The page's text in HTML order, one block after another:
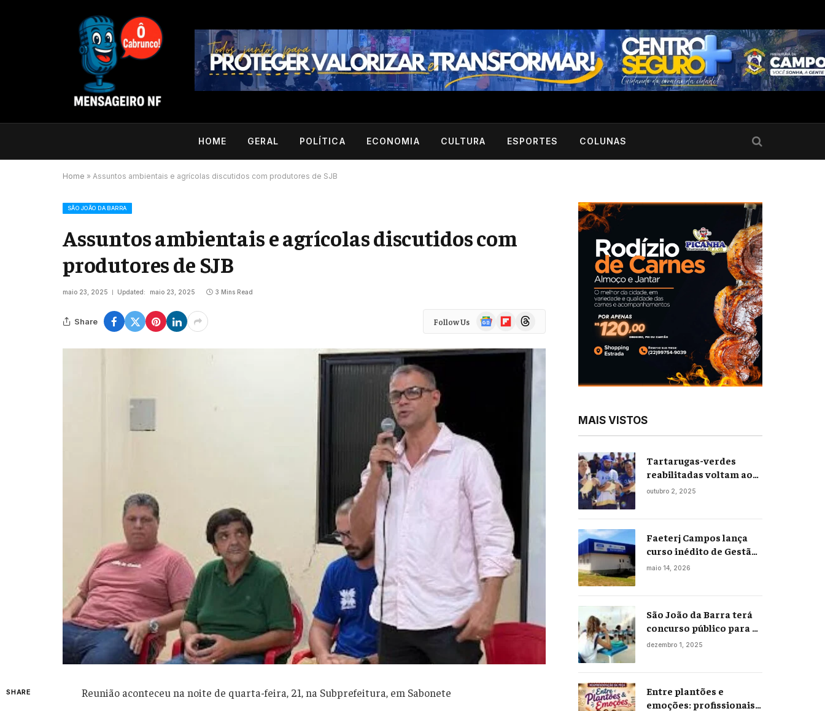
HOME GERAL POLÍTICA ECONOMIA CULTURA ESPORTES COLUNAS
Home » Assuntos ambientais e agrícolas discutidos com produtores de SJB
SÃO JOÃO DA BARRA
Assuntos ambientais e agrícolas discutidos com
produtores de SJB
maio 23, 2025 Updated: maio 23, 2025 3 Mins Read
Share Follow Us
Google
News
FlipboardThreads
SHARE Reunião aconteceu na noite de quarta-feira, 21, na Subprefeitura, em Sabonete
MAIS VISTOS
Tartarugas-verdes
reabilitadas voltam ao
mar em soltura inédita
outubro 2, 2025
Faeterj Campos lança
curso inédito de Gestão
Portuária
maio 14, 2026
São João da Barra terá
concurso público para a
Educação em 2026;
dezembro 1, 2025
Entre plantões e
emoções: profissionais